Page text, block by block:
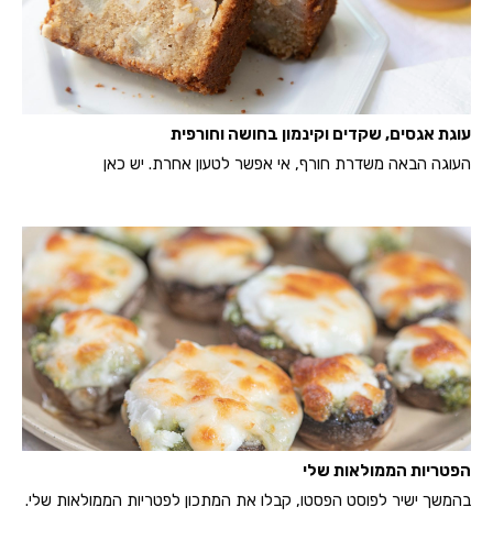
עוגת אגסים, שקדים וקינמון בחושה וחורפית
העוגה הבאה משדרת חורף, אי אפשר לטעון אחרת. יש כאן
הפטריות הממולאות שלי
בהמשך ישיר לפוסט הפסטו, קבלו את המתכון לפטריות הממולאות שלי.